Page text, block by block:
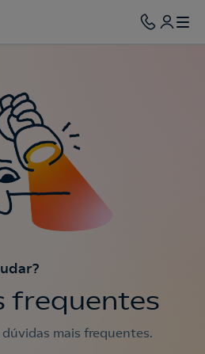
frequentes
mais frequentes.